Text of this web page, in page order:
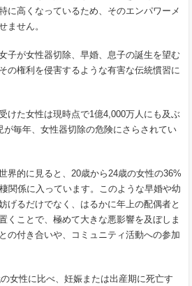
に高くなっているため、そのエンパワーメ
ません。
子が女性器切除、早婚、息子の誕生を望む
の権利を侵害するような有害な伝統慣習に
けた女性は現時点で1億4,000万人にも及ぶ
が毎年、女性器切除の危険にさらされてい
界的に見ると、20歳から24歳の女性の36%
関係に入っています。このような早婚や幼
げるだけでなく、はるかに年上の配偶者と
くことで、極めて大きな悪影響を及ぼしま
の付き合いや、コミュニティ活動への参加
女性に比べ、妊娠または出産期に死亡す